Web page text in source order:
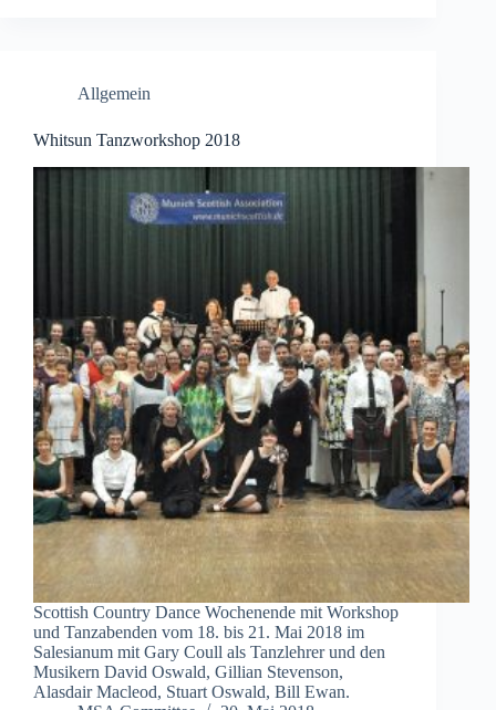
Allgemein
Whitsun Tanzworkshop 2018
Scottish Country Dance Wochenende mit Workshop
und Tanzabenden vom 18. bis 21. Mai 2018 im
Salesianum mit Gary Coull als Tanzlehrer und den
Musikern David Oswald, Gillian Stevenson,
Alasdair Macleod, Stuart Oswald, Bill Ewan.